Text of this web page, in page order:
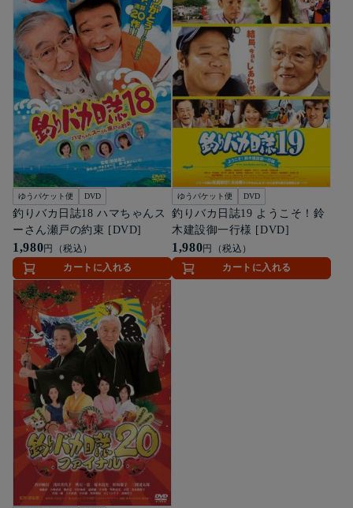
ゆうパケット便 DVD
釣りバカ日誌18 ハマちゃんス
ーさん瀬戸の約束 [DVD]
1,980円（税込）
カートに入れる
ゆうパケット便 DVD
釣りバカ日誌19 ようこそ！鈴
木建設御一行様 [DVD]
1,980円（税込）
カートに入れる